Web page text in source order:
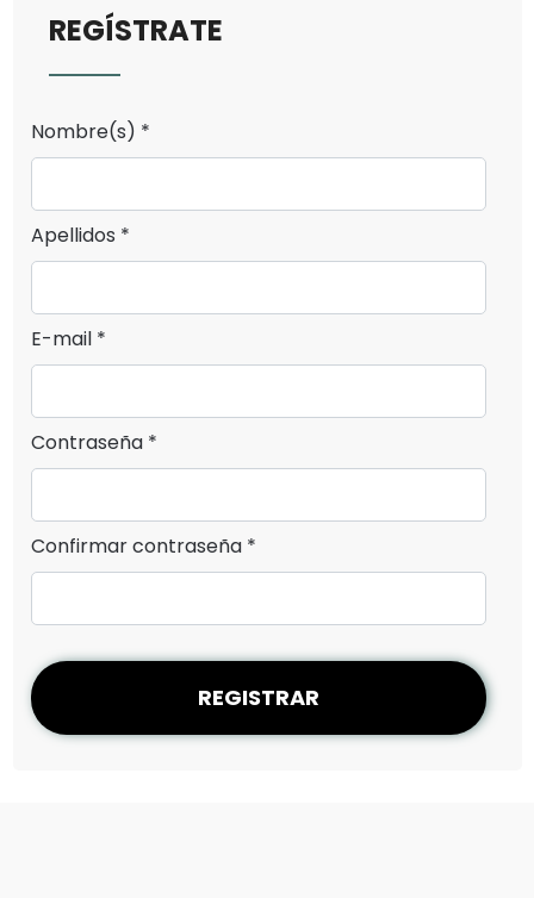
REGÍSTRATE
Nombre(s) *
Apellidos *
E-mail *
Contraseña *
Confirmar contraseña *
REGISTRAR